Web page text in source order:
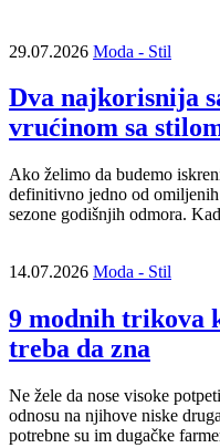
29.07.2026 Moda - Stil
Dva najkorisnija
vrućinom sa
Ako želimo da budemo
definitivno jedno od
sezone godišnjih odmora.
14.07.2026 Moda - Stil
9 modnih trikova
treba da zna
Ne žele da nose visoke
odnosu na njihove niske
potrebne su im dugačke